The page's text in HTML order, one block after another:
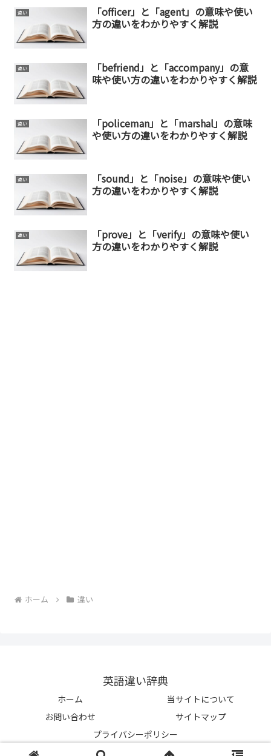
違い
「officer」と「agent」の意味や使い
方の違いをわかりやすく解説
違い
「befriend」と「accompany」の意
味や使い方の違いをわかりやすく解説
違い
「policeman」と「marshal」の意味
や使い方の違いをわかりやすく解説
違い
「sound」と「noise」の意味や使い
方の違いをわかりやすく解説
違い
「prove」と「verify」の意味や使い
方の違いをわかりやすく解説
ホーム 違い
英語違い辞典
ホーム
当サイトについて
お問い合わせ
サイトマップ
プライバシーポリシー